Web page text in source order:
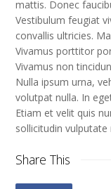
mattis. Donec
Vestibulum feugiat
convallis ultricies.
Vivamus porttitor
Vivamus non
Nulla ipsum urna,
volutpat nulla. In
Etiam et velit quis
sollicitudin
Share This